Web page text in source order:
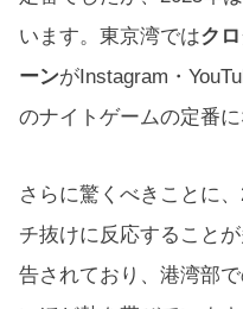
います。東京湾ではク
ーンがInstagram・
のナイトゲームの定番に
さらに驚くべきことに
チ抜けに反応すること
告されており、港湾部